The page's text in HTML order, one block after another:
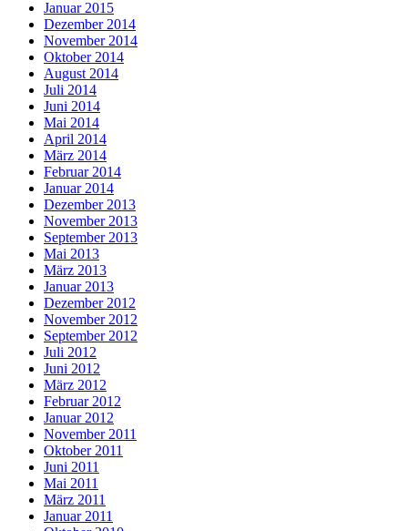
Januar 2015
Dezember 2014
November 2014
Oktober 2014
August 2014
Juli 2014
Juni 2014
Mai 2014
April 2014
März 2014
Februar 2014
Januar 2014
Dezember 2013
November 2013
September 2013
Mai 2013
März 2013
Januar 2013
Dezember 2012
November 2012
September 2012
Juli 2012
Juni 2012
März 2012
Februar 2012
Januar 2012
November 2011
Oktober 2011
Juni 2011
Mai 2011
März 2011
Januar 2011